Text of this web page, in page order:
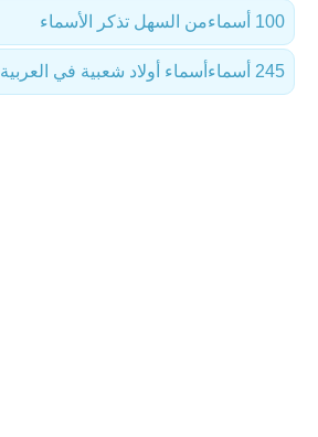
من السهل تذكر الأسماء 100 أسماء
أسماء أولاد شعبية في العربية 245 أسماء